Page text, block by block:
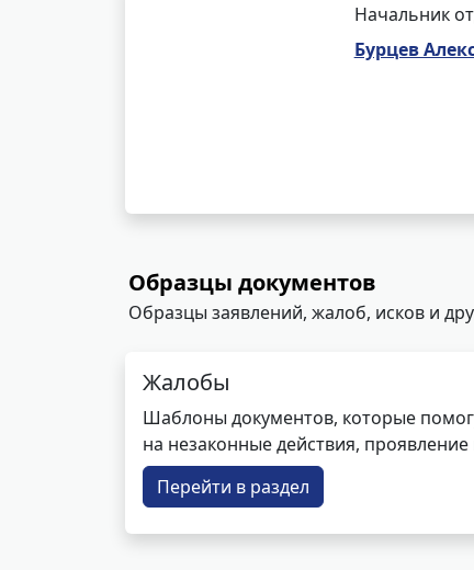
Начальник
Бурцев
Образцы документов
Образцы заявлений, жалоб, исков и
Жалобы
Шаблоны документов, которые
на незаконные действия,
Перейти в раздел